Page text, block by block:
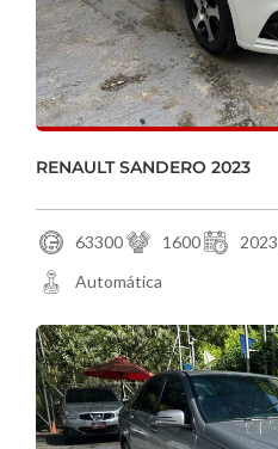
RENAULT SANDERO 2023
63300 1600 2023
Automática